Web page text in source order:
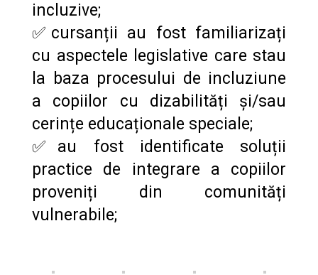
incluzive;
✅cursanții au fost familiarizați
cu aspectele legislative care stau
la baza procesului de incluziune
a copiilor cu dizabilități și/sau
cerințe educaționale speciale;
✅au fost identificate soluții
practice de integrare a copiilor
proveniți din comunități
vulnerabile;